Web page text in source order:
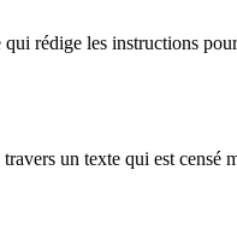
rédige les instructions
un texte qui est censé